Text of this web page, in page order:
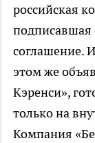
российская
подписавшая
соглашение.
этом же
Кэренси»,
только на
Компания